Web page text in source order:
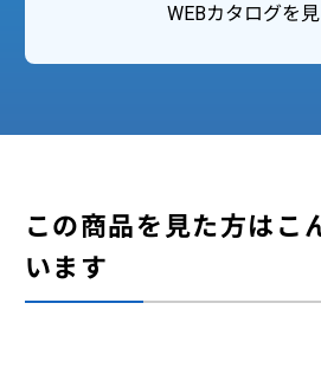
WEBカタログを
この商品を見た方はこ
います